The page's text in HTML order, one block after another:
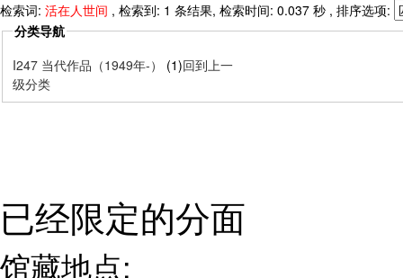
检索词: 活在人世间 , 检索到: 1 条结果, 检索时间: 0.037 秒 , 排序选项:
分类导航
I247 当代作品（1949年-） (1)回到上一
级分类
已经限定的分面
馆藏地点: